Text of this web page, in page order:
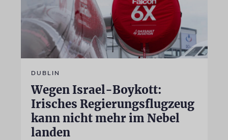
DUBLIN
Wegen Israel-Boykott:
Irisches Regierungsflugzeug
kann nicht mehr im Nebel
landen